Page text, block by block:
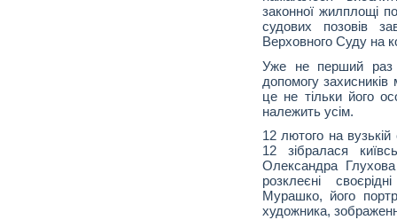
законної жилплощі
судових позовів
Верховного Суду на
Уже не перший раз
допомогу захисників
це не тільки його
належить усім.
12 лютого на
12 зібралася
Олександра
розклеєні
Мурашко, його
художника,